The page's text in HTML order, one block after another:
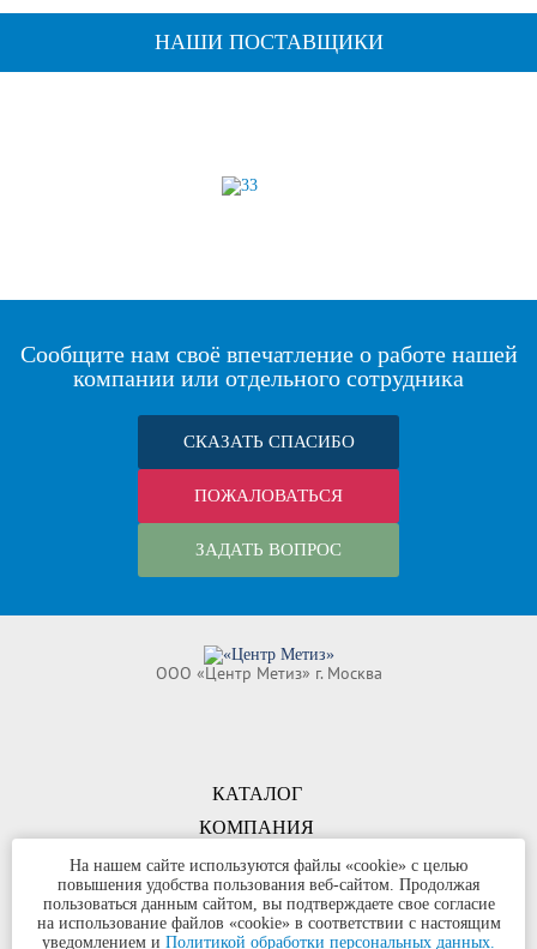
НАШИ ПОСТАВЩИКИ
Сообщите нам своё впечатление о работе нашей
компании или отдельного сотрудника
СКАЗАТЬ СПАСИБО
ПОЖАЛОВАТЬСЯ
ЗАДАТЬ ВОПРОС
КОМПАНИЯ
ООО «Центр Метиз» г. Москва
КАТАЛОГ
КОНТАКТЫ
©ООО «Центр Метиз» 2000-2026
Все права защищены
На нашем сайте используются файлы «cookie» с целью
повышения удобства пользования веб-сайтом. Продолжая
пользоваться данным сайтом, вы подтверждаете свое согласие
на использование файлов «cookie» в соответствии с настоящим
уведомлением и Политикой обработки персональных данных.